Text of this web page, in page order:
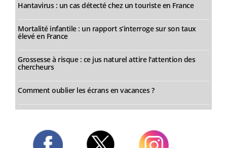
Hantavirus : un cas détecté chez un touriste en France
Mortalité infantile : un rapport s’interroge sur son taux
élevé en France
Grossesse à risque : ce jus naturel attire l'attention des
chercheurs
Comment oublier les écrans en vacances ?